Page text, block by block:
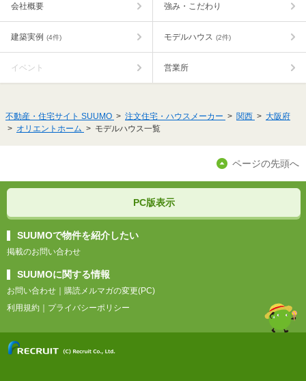
会社概要 強み・こだわり
建築実例 (4件) モデルハウス (2件)
イベント 営業所
不動産・住宅サイト SUUMO 注文住宅・ハウスメーカー 関西
大阪府
オリエントホーム
モデルハウス一覧
ページの先頭へ
PC版表示
SUUMOで物件を紹介したい
掲載のお問い合わせ
SUUMOに関する情報
お問い合わせ
購読メルマガの変更(PC)
利用規約
プライバシーポリシー